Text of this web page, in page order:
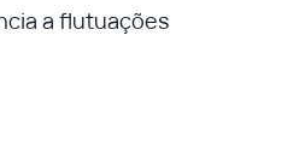
a flutuações